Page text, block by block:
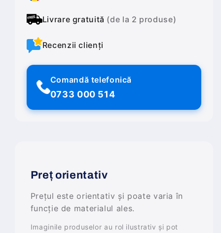
Livrare gratuită (de la 2 produse)
Recenzii clienți
Comandă telefonică
0733 000 514
Preț orientativ
Prețul este orientativ și poate varia în
funcție de materialul ales.
Imaginile produselor au rol ilustrativ și pot